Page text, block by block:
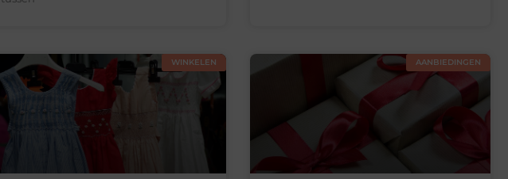
WINKELEN AANBIEDINGEN